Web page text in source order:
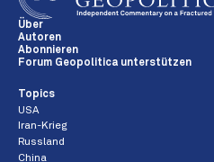
Über
Autoren
Abonnieren
Forum Geopolitica unterstützen
Topics
USA
Iran-Krieg
Russland
China